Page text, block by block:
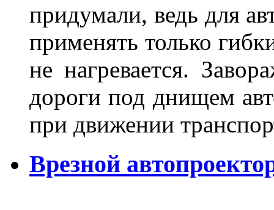
придумали, ведь для
применять только
не нагревается.
дороги под днищем
при движении
Врезной